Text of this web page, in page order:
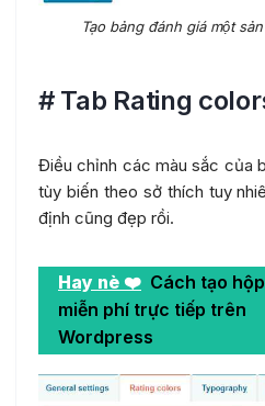
Tạo bảng đánh giá một
# Tab Rating
Điều chỉnh các màu sắc của
tùy biến theo sở thích tuy
định cũng đẹp rồi.
Hay nè ❤️ Cách tạo
miễn phí trực tiếp trên
Wordpress